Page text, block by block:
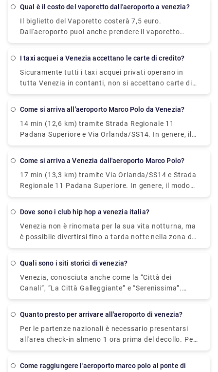
l'aeroporto. Vale a dire, Aeroporto Marco Polo di
L'Aeroporto Marco Polo di Venezia è il principale
aeroporto di Venezia e la maggior parte dei
suoi terminal.
Santa Lucia/Piazzale Roma e non è bellissimo.
Qual è il costo del vaporetto dall'aeroporto a venezia?
Il biglietto del Vaporetto costerà 7,5 euro.
Dall'aeroporto puoi anche prendere il vaporetto
Alilaguna diretto a Venezia. Il molo è a dieci minuti a
attraverso la laguna durerà più di un'ora a seconda
della fermata alla quale scendi.
I taxi acquei a Venezia accettano le carte di credito?
Sicuramente tutti i taxi acquei privati operano in
tutta Venezia in contanti, non si accettano carte di
credito.
Come si arriva all'aeroporto Marco Polo da Venezia?
14 min (12,6 km) tramite Strada Regionale 11
Padana Superiore e Via Orlanda/SS14. In genere, il
modo migliore per arrivare dall'aeroporto a Venezia
a Piazzale Roma e poi salire sul Vaporetto. Oppure
puoi prendere il vaporetto Alilaguna direttamente
dall'aeroporto e scendere al terminal più vicino a
dove alloggi.
Come si arriva a Venezia dall'aeroporto Marco Polo?
17 min (13,3 km) tramite Via Orlanda/SS14 e Strada
Regionale 11 Padana Superiore. In genere, il modo
migliore per arrivare dall'aeroporto a Venezia è
Piazzale Roma e poi salire sul Vaporetto. Oppure
puoi prendere il vaporetto Alilaguna direttamente
dall'aeroporto e scendere al terminal più vicino a
dove alloggi.
dove sono i club hip hop a venezia italia?
Venezia non è rinomata per la sua vita notturna, ma
è possibile divertirsi fino a tarda notte nella zona del
Lido dove i locali notturni e i bar sono più comuni.
del posto: goditi un pasto in ritardo seguito da un
bicchiere o due di vino locale. Nel centro storico di
Venezia non ci sono veri e propri locali notturni, ma
piuttosto disco bar, pub e cocktail bar , dove la
gente del posto e gli studenti universitari si
dal vivo.
quali sono i siti storici di venezia?
Venezia, conosciuta anche come la “Città dei
Canali”, “La Città Galleggiante” e “Serenissima”.
Monumenti di Venezia. Venezia stessa è un
tu visiti, che sia San Marco, il cuore di Venezia, o
zone più lontane dal centro turistico, troverai
sempre monumenti, chiese, luoghi da visitare e
ammirare. Piazza San Marco. Alcuni di quelli
popolari sono: 1. Monumenti - Area San Marco. 2. Il
quanto presto per arrivare all'aeroporto di venezia?
Per le partenze nazionali è necessario presentarsi
all'area check-in almeno 1 ora prima del decollo. Per
le partenze internazionali è necessario presentarsi
come raggiungere l'aeroporto marco polo al ponte di